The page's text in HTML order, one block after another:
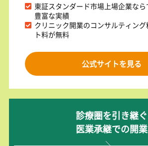
東証スタンダード市場上場企業な
豊富な実績
クリニック開業のコンサルティン
ト料が無料
公式サイトを見る
診療圏を引き継ぐ
医業承継での開業